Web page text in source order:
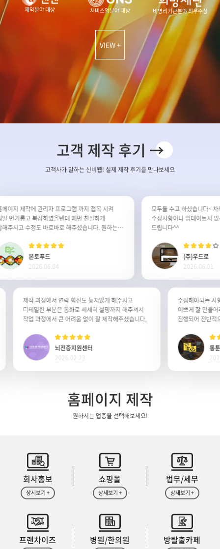
제약분야 대상 서비스업분야 대상 비영리기관분야 최우수상
VIEW +
고객 제작 후기 →
고객사가 말하는 신비웹! 실제 제작 후기를 만나보세요
지 제작에 관리자 프로그램 까지 접목 시켜
거롭고 복잡하였을텐데 매번 친절하게
시고 수정도 바로바로 해주셨습니다. 원하는
니다.
본토푸드
2026.06.04
모두들 수고 하셨습니다~ 차후
수정사항이나 업데이트시 많은
드립니다^^
(주)우드로
2026.06.01
제작 과정에서 연락 회신도 늦지않게 해주시고
디테일한 부분은 통화로 세세히 설명까지 해주셔서
작업 과정에서 큰 어려움 없이 잘 제작해주셨습니다.
뇌전증지원센터
2026.02.23
수정해야되
이쁘게 잘 만
홈페이지 제작
원하시는 업종을 선택해보세요!
회사홍보
상세보기 +
쇼핑몰
상세보기 +
법무/세무
상세보기 +
프랜차이즈 병원/한의원 방탈출카페